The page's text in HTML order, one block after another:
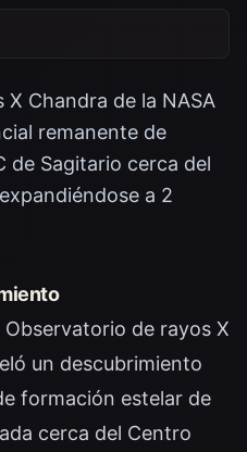
Chandra de la NASA
remanente de
de Sagitario cerca del
a 2
Observatorio de rayos X
un descubrimiento
formación estelar de
cerca del Centro